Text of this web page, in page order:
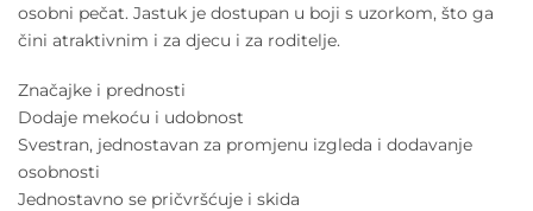
osobni pečat. Jastuk je dostupan u boji s uzorkom, što ga
čini atraktivnim i za djecu i za roditelje.
Značajke i prednosti
Dodaje mekoću i udobnost
Svestran, jednostavan za promjenu izgleda i dodavanje
osobnosti
Jednostavno se pričvršćuje i skida